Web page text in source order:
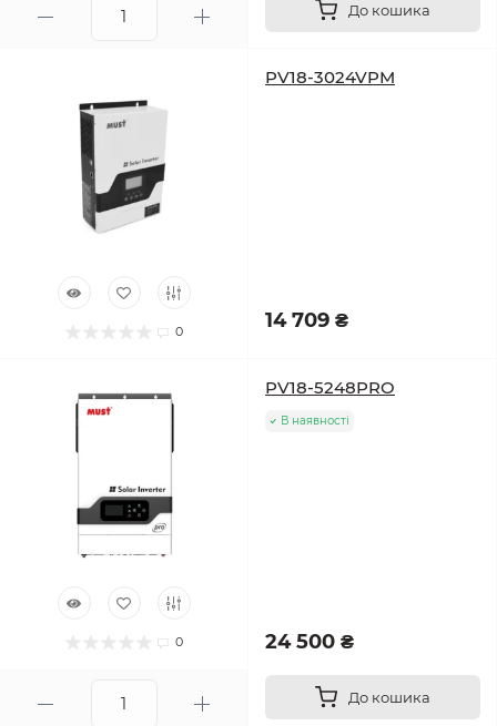
До кошика
0
PV18-3024VPM
14 709 ₴
0
PV18-5248PRO
В наявності
24 500 ₴
До кошика